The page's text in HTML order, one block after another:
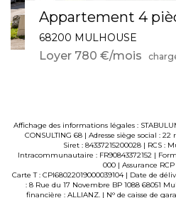
68100 Mulhouse
Loyer 965 €/mois
Affichage des informations légales :
CONSULTING 68 | Adresse siège social :
Siret : 84337215200028 | RCS :
Intracommunautaire : FR90843372152 |
000 | Assurance
Carte T : CPI68022019000039104 | Date de
: 8 Rue du 17 Novembre BP 1088 68051
financière : ALLIANZ. | N° de caisse de